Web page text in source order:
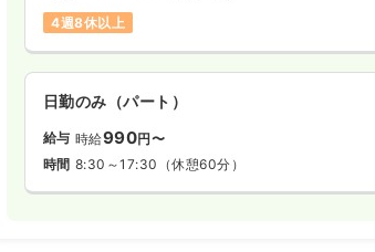
4週8休以上
日勤のみ（パート）
給与 時給990円〜
時間 8:30～17:30 （休憩60分）